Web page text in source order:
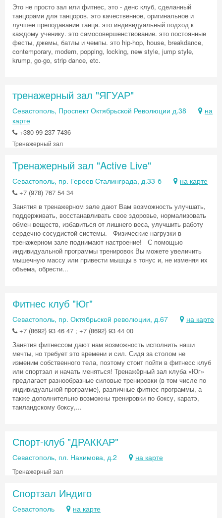
Это не просто зал или фитнес, это - денс клуб, сделанный
танцорами для танцоров. это качественное, оригинальное и
лучшее преподавание танца. это индивидуальный подход к
каждому ученику. это самосовершенствование. это постоянные
фесты, джемы, батлы и чемпы. это hip-hop, house, breakdance,
contemporary, modern, popping, locking, new style, jump style,
krump, go-go, strip dance, etc.
тренажерный зал "ЯГУАР"
Севастополь, Проспект Октябрьской Революции д.38
на
карте
+380 99 237 7436
Тренажерный зал
Тренажерный зал "Active Live"
Севастополь, пр. Героев Сталинграда, д.33-б на карте
+7 (978) 767 54 34
Занятия в тренажерном зале дают Вам возможность улучшать,
поддерживать, восстанавливать свое здоровье, нормализовать
обмен веществ, избавиться от лишнего веса, улучшить работу
сердечно-сосудистой системы. Физические нагрузки в
тренажерном зале поднимают настроение! С помощью
индивидуальной программы тренировок Вы можете увеличить
мышечную массу или привести мышцы в тонус и, не изменяя их
объема, обрести...
Фитнес клуб "Юг"
Севастополь, пр. Октябрьской революции, д.67 на карте
+7 (8692) 93 46 47 ; +7 (8692) 93 44 00
Занятия фитнессом дают нам возможность исполнить наши
мечты, но требует это времени и сил. Сидя за столом не
изменим собственного тела, поэтому стоит пойти в фитнесс клуб
или спортзал и начать меняться! Тренажёрный зал клуба «Юг»
предлагает разнообразные силовые тренировки (в том числе по
индивидуальной программе), различные фитнес-программы, а
также дополнительно возможны тренировки по боксу, каратэ,
таиландскому боксу,...
Спорт-клуб "ДРАККАР"
Севастополь, пл. Нахимова, д.2 на карте
Тренажерный зал
Спортзал Индиго
Севастополь на карте
Скидка −5%
Хочешь дешевле? Оставь почту и получи
промокод на первое бронирование!
Получить промокод